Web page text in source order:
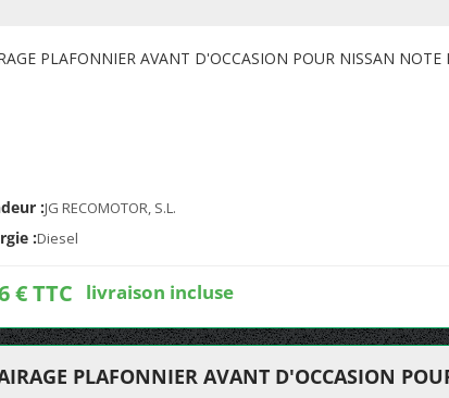
PLAFONNIER AVANT D'OCCASION POUR NISSAN NOTE
:JG RECOMOTOR, S.L.
:Diesel
€ TTC livraison incluse
PLAFONNIER AVANT D'OCCASION